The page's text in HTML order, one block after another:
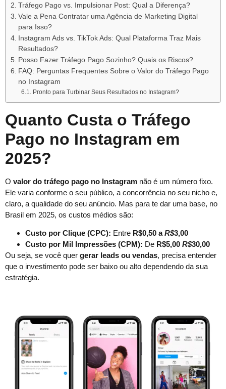
Tráfego Pago vs. Impulsionar Post: Qual a Diferença?
Vale a Pena Contratar uma Agência de Marketing Digital
para Isso?
Instagram Ads vs. TikTok Ads: Qual Plataforma Traz Mais
Resultados?
Posso Fazer Tráfego Pago Sozinho? Quais os Riscos?
FAQ: Perguntas Frequentes Sobre o Valor do Tráfego Pago
no Instagram
Pronto para Turbinar Seus Resultados no Instagram?
Quanto Custa o Tráfego
Pago no Instagram em
2025?
O valor do tráfego pago no Instagram não é um número fixo.
Ele varia conforme o seu público, a concorrência no seu nicho e,
claro, a qualidade do seu anúncio. Mas para te dar uma base, no
Brasil em 2025, os custos médios são:
Custo por Clique (CPC): Entre R$0,50 aR$3,00
Custo por Mil Impressões (CPM): De R$5,00 R$30,00
Ou seja, se você quer gerar leads ou vendas, precisa entender
que o investimento pode ser baixo ou alto dependendo da sua
estratégia.